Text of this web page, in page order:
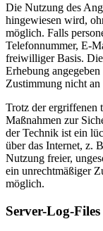
Die Nutzung des
hingewiesen wird,
möglich. Falls
Telefonnummer, E-
freiwilliger Basis.
Erhebung
Zustimmung nicht
Trotz der ergriffenen
Maßnahmen zur
der Technik ist ein
über das Internet, z.
Nutzung freier,
ein unrechtmäßiger
möglich.
Server-Log-Files